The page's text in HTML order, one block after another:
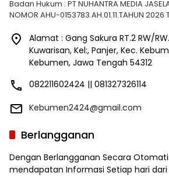
Badan Hukum : PT NUHANTRA MEDIA
NOMOR AHU-0153783.AH.01.11.TAHUN 2026
Alamat : Gang Sakura RT.2 RW/
Kuwarisan, Kel:, Panjer, Kec.
Kebumen, Jawa Tengah 54312
082211602424 || 081327326114
Kebumen2424@gmail.com
Berlangganan
Dengan Berlangganan Secara
mendapatan Informasi Setiap hari dari